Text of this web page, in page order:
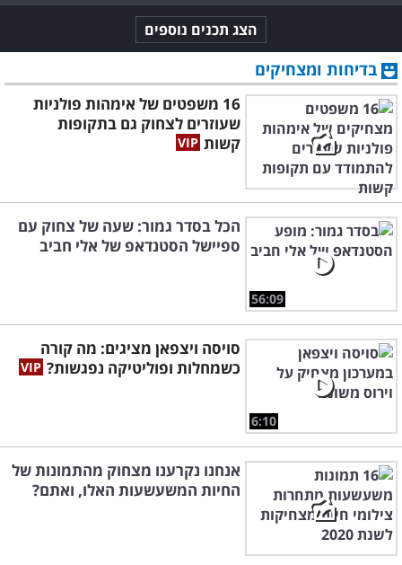
הצג תכנים נוספים
בדיחות ומצחיקים
16 משפטים של אימהות פולניות
שעוזרים לצחוק גם בתקופות
קשות
56:09
הכל בסדר גמור: שעה של צחוק עם
ספיישל הסטנדאפ של אלי חביב
6:10
סויסה ויצפאן מציגים: מה קורה
כשמחלות ופוליטיקה נפגשות?
אנחנו נקרענו מצחוק מהתמונות של
החיות המשעשעות האלו, ואתם?